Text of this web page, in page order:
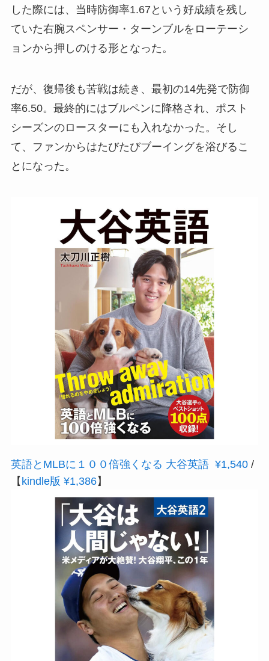
した際には、当時防御率1.67という好成績を残し
ていた右腕スペンサー・ターンブルをローテーシ
ョンから押しのける形となった。
だが、復帰後も苦戦は続き、最初の14先発で防御
率6.50。最終的にはブルペンに降格され、ポスト
シーズンのロースターにも入れなかった。そし
て、ファンからはたびたびブーイングを浴びるこ
とになった。
英語とMLBに１００倍強くなる 大谷英語 ¥1,540/
【 kindle版 ¥1,386】